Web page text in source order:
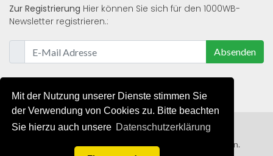
Mit der Nutzung unserer Dienste stimmen Sie
der Verwendung von Cookies zu. Bitte beachten
Sie hierzu auch unsere Datenschutzerklärung
Zur Registrierung Hier können Sie sich für den 1000WB-
Newsletter registrieren.:
Absenden
© 2019 - 2021 - Alle Rechte von 1000WB vorbehalten.